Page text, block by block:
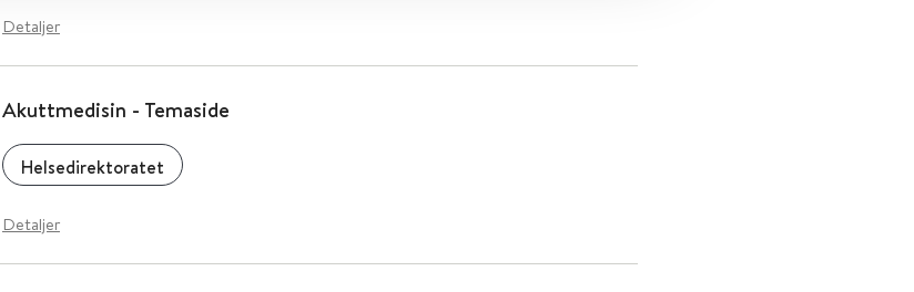
Detaljer
Akuttmedisin - Temaside
Helsedirektoratet
Detaljer